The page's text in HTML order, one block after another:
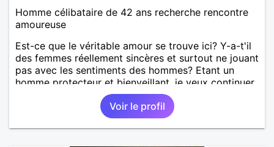
Homme célibataire de 42 ans recherche rencontre
amoureuse
Est-ce que le véritable amour se trouve ici? Y-a-t'il
des femmes réellement sincères et surtout ne jouant
pas avec les sentiments des hommes? Etant un
homme protecteur et bienveillant, je veux continuer
d'y croire et pouvoir enfin former la petite famille
que je désir temps. Faux profil, profiteuse et autres
joyeuseté passer votre chemin, vous ne
m'intéressez pas du tout!
Voir le profil